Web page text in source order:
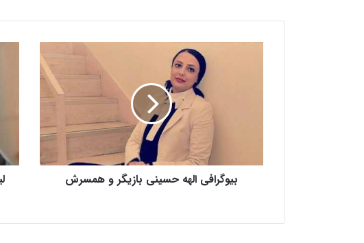
ا
ح
بیوگرافی الهه حسینی بازیگر و همسرش
م
ی
ا